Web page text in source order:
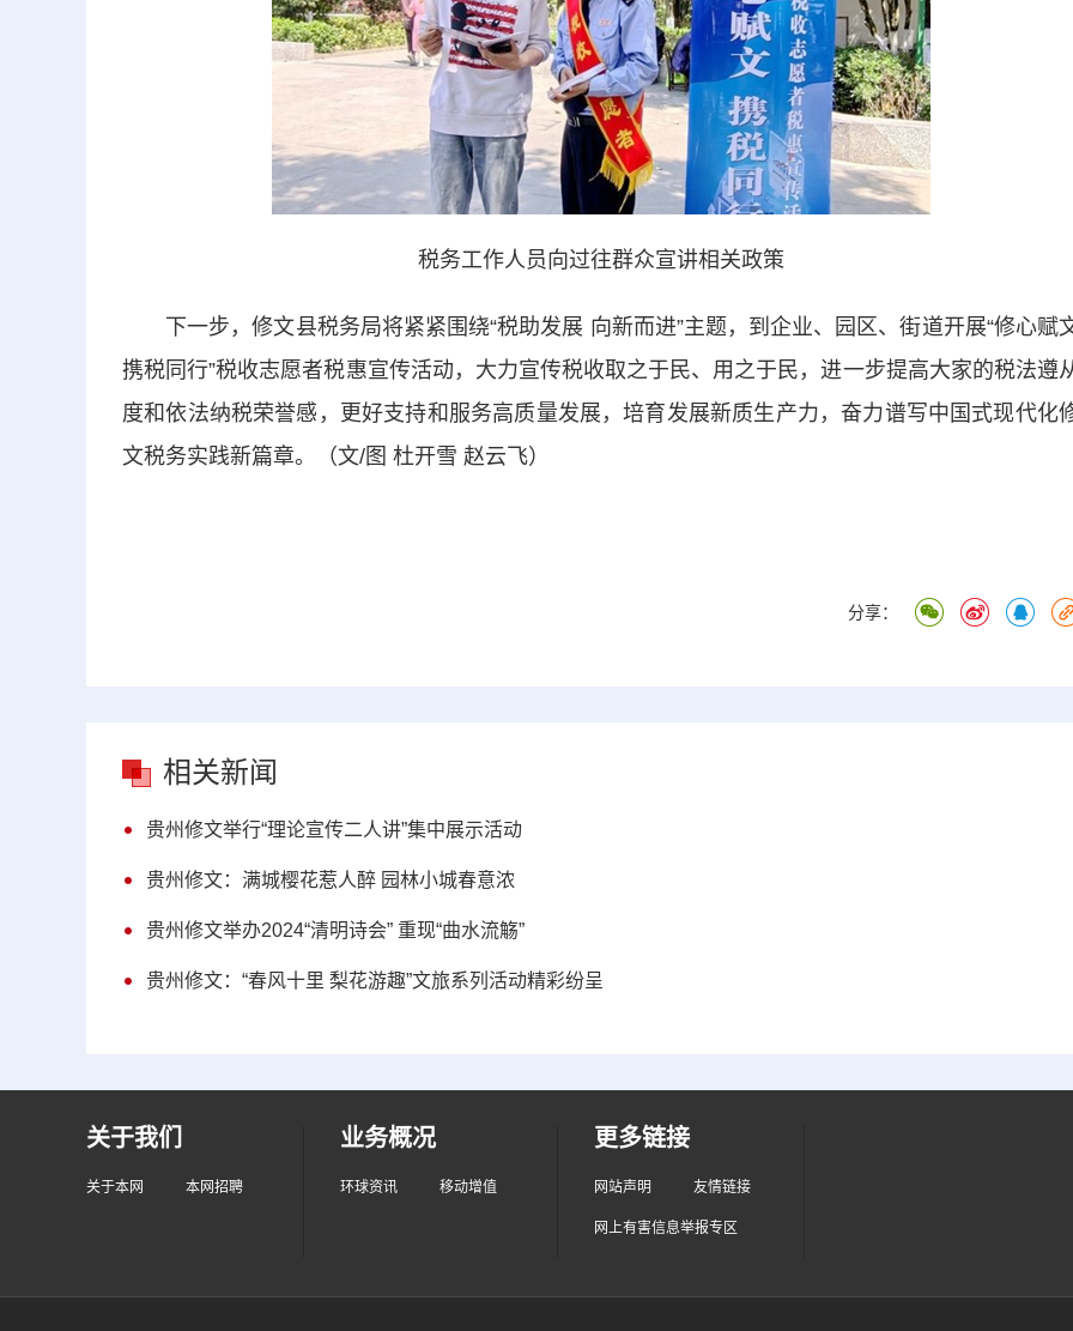
税务工作人员向过往群众宣讲相关政策
下一步，修文县税务局将紧紧围绕“税助发展 向新而进”主题，到企业、园区、街道开展“修心赋
携税同行”税收志愿者税惠宣传活动，大力宣传税收取之于民、用之于民，进一步提高大家的税法遵
度和依法纳税荣誉感，更好支持和服务高质量发展，培育发展新质生产力，奋力谱写中国式现代化
文税务实践新篇章。（文/图 杜开雪 赵云飞）
分享：
相关新闻
贵州修文举行“理论宣传二人讲”集中展示活动
贵州修文：满城樱花惹人醉 园林小城春意浓
贵州修文举办2024“清明诗会” 重现“曲水流觞”
贵州修文：“春风十里 梨花游趣”文旅系列活动精彩纷呈
关于我们
关于本网 本网招聘
业务概况
环球资讯 移动增值
更多链接
网站声明 友情链接
网上有害信息举报专区